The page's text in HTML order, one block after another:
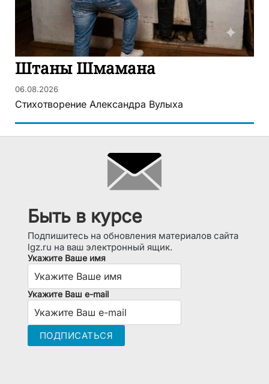
Штаны Шмамана
06.08.2026
Стихотворение Александра Вулыха
Быть в курсе
Подпишитесь на обновления материалов сайта
lgz.ru на ваш электронный ящик.
Укажите Ваше имя
Укажите Ваш e-mail